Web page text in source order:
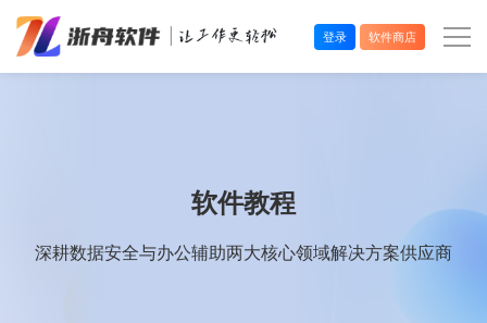
登录 软件商店
软件教程
深耕数据安全与办公辅助两大核心领域解决方案供应商